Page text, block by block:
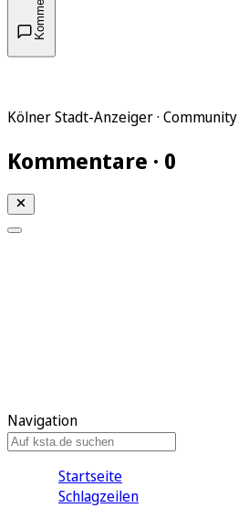
Kölner Stadt-Anzeiger · Community
Kommentare · 0
Navigation
Startseite
Schlagzeilen